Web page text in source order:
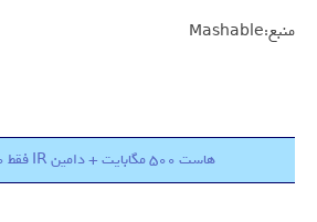
منبع:Mashable
هاست 500 مگابایت + دامین IR فقط 18000 تومان